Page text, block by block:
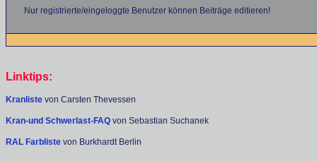
Nur registrierte/eingeloggte Benutzer können Beiträge editieren!
Linktips:
Kranliste von Carsten Thevessen
Kran-und Schwerlast-FAQ von Sebastian Suchanek
RAL Farbliste von Burkhardt Berlin